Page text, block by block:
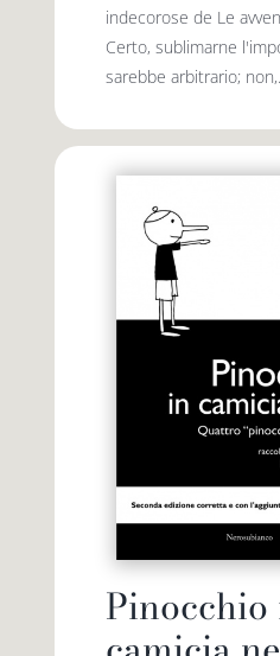
indecorose de Le
Certo, sublimarne
sarebbe arbitrario;
Pinocchio